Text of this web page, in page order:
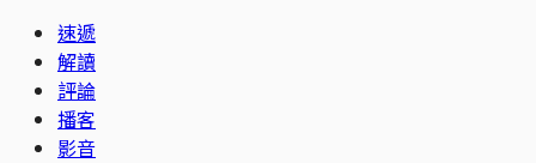
速遞
解讀
評論
播客
影音